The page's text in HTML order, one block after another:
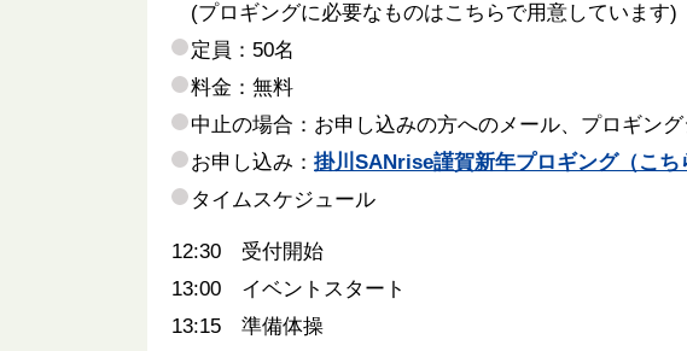
(プロギングに必要なものはこちらで用意しています)
定員：50名
料金：無料
中止の場合：お申し込みの方へのメール、プロギン
お申し込み： 掛川SANrise謹賀新年プロギング（こち
タイムスケジュール
12:30 受付開始
13:00 イベントスタート
13:15 準備体操